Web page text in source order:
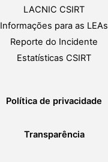
LACNIC CSIRT
Informações para as LEAs
Reporte do Incidente
Estatísticas CSIRT
Política de privacidade
Transparência